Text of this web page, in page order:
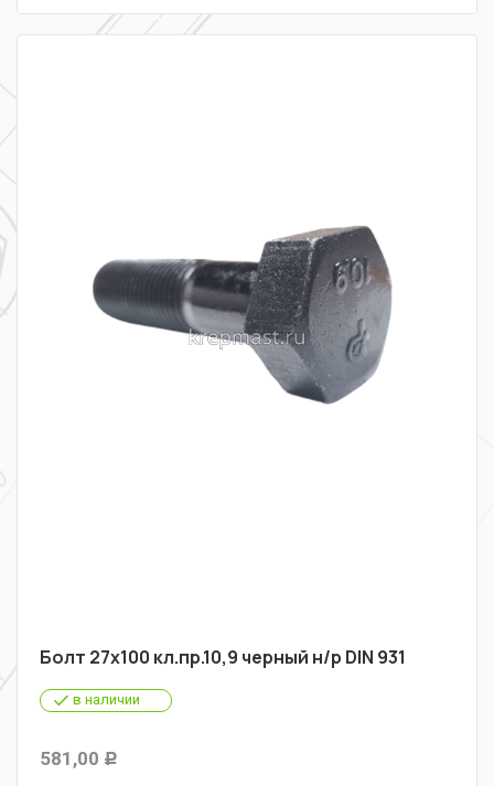
Болт 27х100 кл.пр.10,9 черный н/р DIN 931
в наличии
581,00 Р